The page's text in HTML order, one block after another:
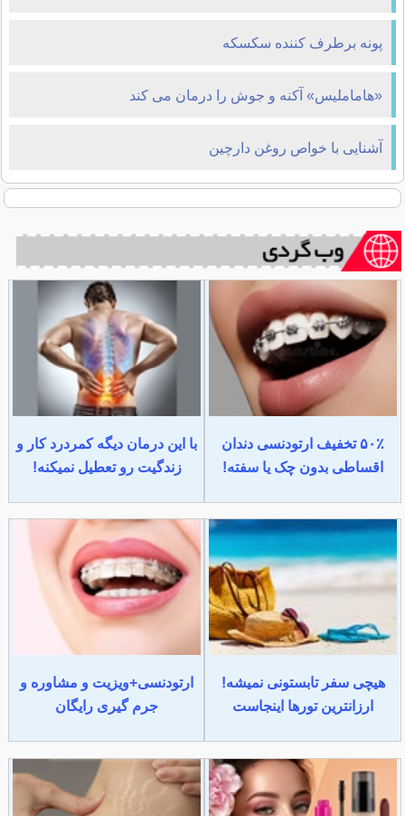
پونه برطرف کننده سکسکه
«هاماملیس» آکنه و جوش را درمان می کند
آشنایی با خواص روغن دارچین
۵۰٪ تخفیف ارتودنسی دندان
اقساطی بدون چک یا سفته!
با این درمان دیگه کمردرد کار و
زندگیت رو تعطیل نمیکنه!
هیچی سفر تابستونی نمیشه!
ارزانترین تورها اینجاست
ارتودنسی+ویزیت و مشاوره و
جرم گیری رایگان